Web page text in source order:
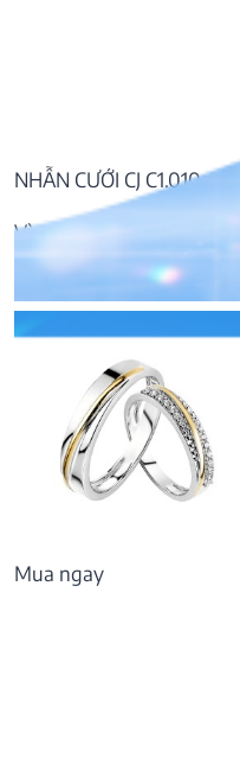
NHẪN CƯỚI CJ C1.010
Vàng 10K, đá CZ
9.192.000
Mua ngay